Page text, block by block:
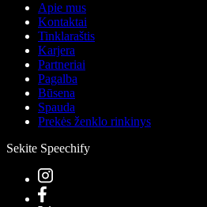
Apie mus
Kontaktai
Tinklaraštis
Karjera
Partneriai
Pagalba
Būsena
Spauda
Prekės ženklo rinkinys
Sekite Speechify